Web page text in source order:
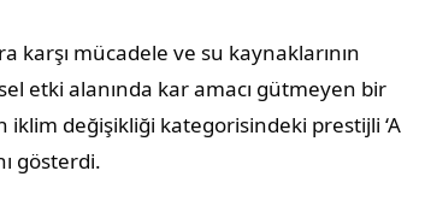
mücadele ve su kaynaklarının
etki alanında kar amacı gütmeyen bir
iklim değişikliği kategorisindeki prestijli ‘A
gösterdi.